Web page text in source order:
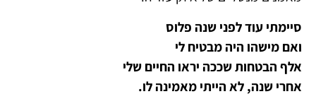
סיימתי עוד לפני שנה פלוס
ואם מישהו היה מבטיח לי
אלף הבטחות שככה יראו החיים שלי
אחרי שנה, לא הייתי מאמינה לו.